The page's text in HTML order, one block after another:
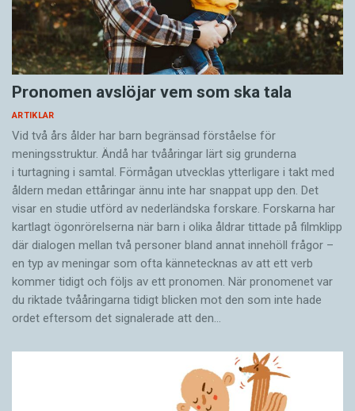
Pronomen avslöjar vem som ska tala
ARTIKLAR
Vid två års ålder har barn begränsad förståelse för
meningsstruktur. Ändå har tvååringar lärt sig grunderna
i turtagning i samtal. Förmågan utvecklas ytterligare i takt med
åldern medan ettåringar ännu inte har snappat upp den. Det
visar en studie utförd av nederländska forskare. Forskarna har
kartlagt ögonrörelserna när barn i olika åldrar tittade på filmklipp
där dialogen mellan två personer bland annat innehöll frågor –
en typ av meningar som ofta kännetecknas av att ett verb
kommer tidigt och följs av ett pronomen. När pronomenet var
du riktade tvååringarna tidigt blicken mot den som inte hade
ordet eftersom det ­signalerade att den…